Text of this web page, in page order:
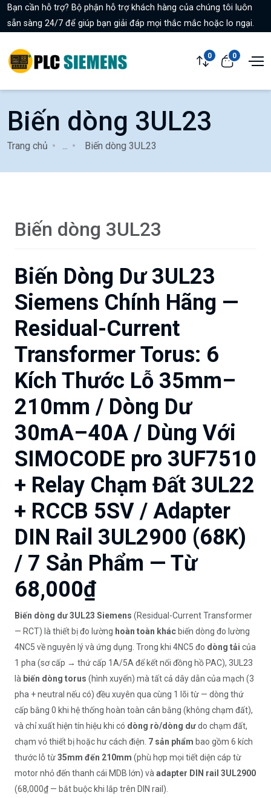
Bạn cần hỗ trợ? Bộ phận hỗ trợ khách hàng của chúng tôi luôn
sẵn sàng 24/7 để giúp bạn giải đáp mọi thắc mắc hoặc lo ngại.
0 0
Biến dòng 3UL23
Trang chủ Biến dòng 3UL23
Biến dòng 3UL23
Biến Dòng Dư 3UL23
Siemens Chính Hãng —
Residual-Current
Transformer Torus: 6
Kích Thước Lỗ 35mm–
210mm / Dòng Dư
30mA–40A / Dùng Với
SIMOCODE pro 3UF7510
+ Relay Chạm Đất 3UL22
+ RCCB 5SV / Adapter
DIN Rail 3UL2900 (68K)
/ 7 Sản Phẩm — Từ
68,000₫
Biến dòng dư 3UL23 Siemens (Residual-Current Transformer
— RCT) là thiết bị đo lường hoàn toàn khác biến dòng đo lường
4NC5 về nguyên lý và ứng dụng. Trong khi 4NC5 đo dòng tải của
1 pha (sơ cấp → thứ cấp 1A/5A để kết nối đồng hồ PAC), 3UL23
là biến dòng torus (hình xuyến) mà tất cả dây dẫn của mạch (3
pha + neutral nếu có) đều xuyên qua cùng 1 lõi từ — dòng thứ
cấp bằng 0 khi hệ thống hoàn toàn cân bằng (không chạm đất),
và chỉ xuất hiện tín hiệu khi có dòng rò/dòng dưdo chạm đất,
chạm vỏ thiết bị hoặc hư cách điện. 7 sản phẩm bao gồm 6 kích
thước lỗ từ35mm đến 210mm (phù hợp mọi tiết diện cáp từ
motor nhỏ đến thanh cái MDB lớn) và adapter DIN rail 3UL2900
(68,000₫ — bắt buộc khi lắp trên DIN rail).